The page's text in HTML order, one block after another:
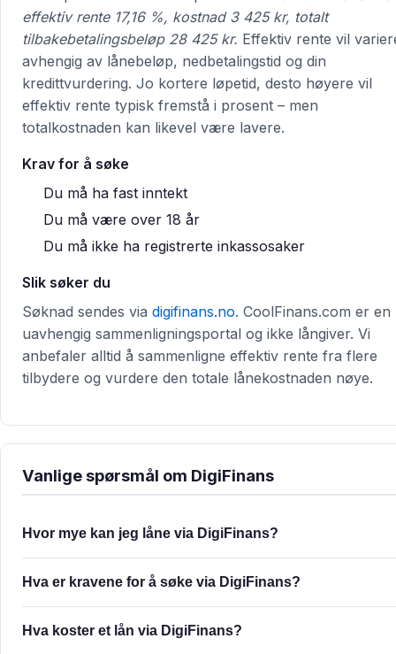
effektiv rente 17,16 %, kostnad 3 425 kr, totalt
tilbakebetalingsbeløp 28 425 kr. Effektiv rente vil
avhengig av lånebeløp, nedbetalingstid og din
kredittvurdering. Jo kortere løpetid, desto høyere vil
effektiv rente typisk fremstå i prosent – men
totalkostnaden kan likevel være lavere.
Krav for å søke
Du må ha fast inntekt
Du må være over 18 år
Du må ikke ha registrerte inkassosaker
Slik søker du
Søknad sendes via digifinans.no. CoolFinans.com er en
uavhengig sammenligningsportal og ikke långiver. Vi
anbefaler alltid å sammenligne effektiv rente fra flere
tilbydere og vurdere den totale lånekostnaden nøye.
Vanlige spørsmål om DigiFinans
Hvor mye kan jeg låne via DigiFinans?
Hva er kravene for å søke via DigiFinans?
Hva koster et lån via DigiFinans?